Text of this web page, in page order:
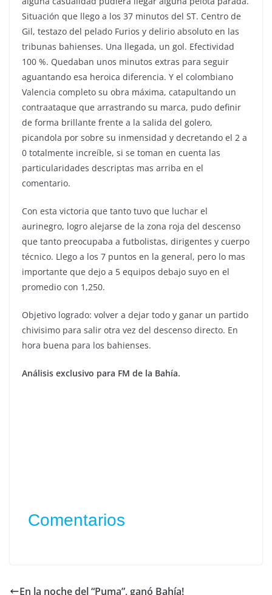
Situación que llego a los 37 minutos del ST. Centro de
Gil, testazo del pelado Furios y delirio absoluto en las
tribunas bahienses. Una llegada, un gol. Efectividad
100 %. Quedaban unos minutos extras para seguir
aguantando esa heroica diferencia. Y el colombiano
Valencia completo su obra máxima, catapultando un
contraataque que arrastrando su marca, pudo definir
de forma brillante frente a la salida del golero,
picandola por sobre su inmensidad y decretando el 2 a
0 totalmente increíble, si se toman en cuenta las
particularidades descriptas mas arriba en el
comentario.
Con esta victoria que tanto tuvo que luchar el
aurinegro, logro alejarse de la zona roja del descenso
que tanto preocupaba a futbolistas, dirigentes y cuerpo
técnico. Llego a los 7 puntos en la general, pero lo mas
importante que dejo a 5 equipos debajo suyo en el
promedio con 1,250.
Objetivo logrado: volver a dejar todo y ganar un partido
chivisimo para salir otra vez del descenso directo. En
hora buena para los bahienses.
Análisis exclusivo para FM de la Bahía.
Comentarios
En la noche del “Puma”, ganó Bahía!